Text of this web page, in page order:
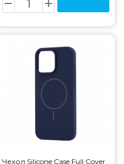
Чехол Silicone Case Full Cover